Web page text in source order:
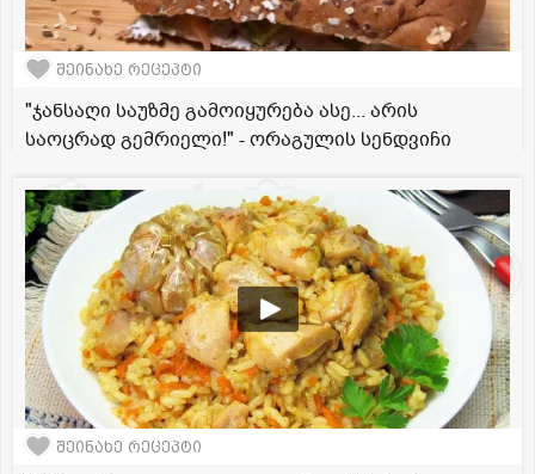
შეინახე რეცეპტი
"ჯანსაღი საუზმე გამოიყურება ასე... არის
საოცრად გემრიელი!" - ორაგულის სენდვიჩი
შეინახე რეცეპტი